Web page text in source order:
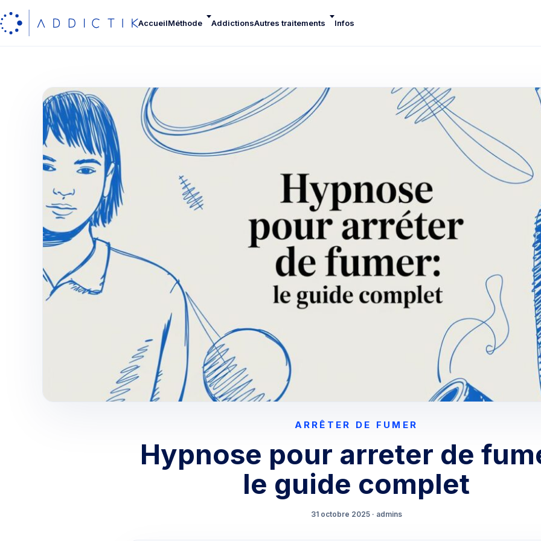
AccueilMéthode AddictionsAutres traitements Infos
ARRÊTER DE FUMER
Hypnose pour arreter de
le guide complet
31 octobre 2025 · admins